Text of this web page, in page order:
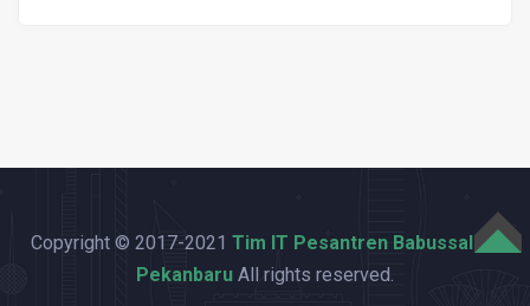
Copyright © 2017-2021 Tim IT Pesantren Babussalam
Pekanbaru All rights reserved.
TOP